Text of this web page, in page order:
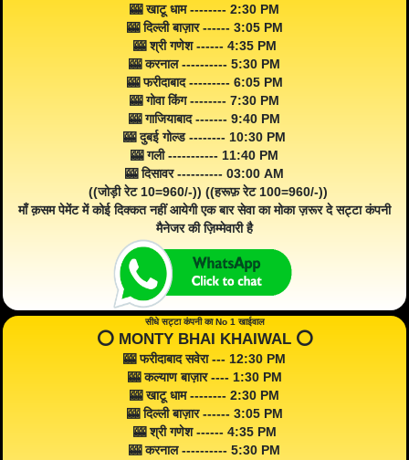
🎰 खाटू धाम -------- 2:30 PM
🎰 दिल्ली बाज़ार ------ 3:05 PM
🎰 श्री गणेश ------ 4:35 PM
🎰 करनाल ---------- 5:30 PM
🎰 फरीदाबाद --------- 6:05 PM
🎰 गोवा किंग -------- 7:30 PM
🎰 गाजियाबाद ------- 9:40 PM
🎰 दुबई गोल्ड -------- 10:30 PM
🎰 गली ----------- 11:40 PM
🎰 दिसावर ---------- 03:00 AM
((जोड़ी रेट 10=960/-)) ((हरूफ़ रेट 100=960/-))
माँ क़सम पेमेंट में कोई दिक्कत नहीं आयेगी एक बार सेवा का मोका ज़रूर दे सट्टा कंपनी
मैनेजर की ज़िम्मेवारी है
सीधे सट्टा कंपनी का No 1 खाईवाल
⭕️ MONTY BHAI KHAIWAL ⭕️
🎰 फरीदाबाद सवेरा --- 12:30 PM
🎰 कल्याण बाज़ार ---- 1:30 PM
🎰 खाटू धाम -------- 2:30 PM
🎰 दिल्ली बाज़ार ------ 3:05 PM
🎰 श्री गणेश ------ 4:35 PM
🎰 करनाल ---------- 5:30 PM